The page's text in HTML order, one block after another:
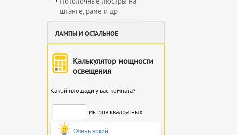
штанге, раме и др
ЛАМПЫ И ОСТАЛЬНОЕ
Калькулятор мощности
освещения
Какой площади у вас комната?
метров квадратных
Очень яркий